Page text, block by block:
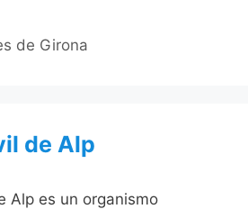
de Girona
de Alp
Alp es un organismo